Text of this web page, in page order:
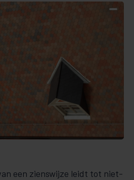
een zienswijze leidt tot niet-